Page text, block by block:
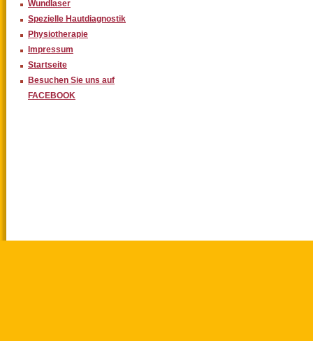
Wundlaser
Spezielle Hautdiagnostik
Physiotherapie
Impressum
Startseite
Besuchen Sie uns auf
FACEBOOK